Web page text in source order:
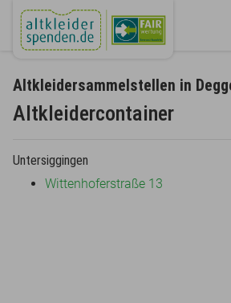
Altkleidersammelstellen in
Altkleidercontainer
Untersiggingen
Wittenhoferstraße 13